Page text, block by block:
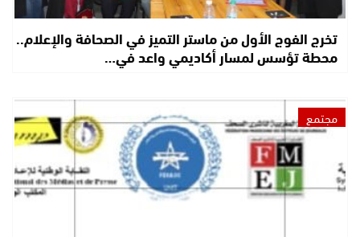
تخرج الفوج الأول من ماستر التميز في الصحافة والإعلام..
محطة تؤسس لمسار أكاديمي واعد في…
مجتمع